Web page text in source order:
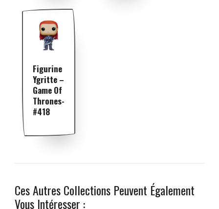
Figurine
Ygritte –
Game Of
Thrones-
#418
Ces Autres Collections Peuvent Également
Vous Intéresser :